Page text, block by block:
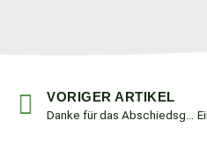
VORIGER ARTIKEL